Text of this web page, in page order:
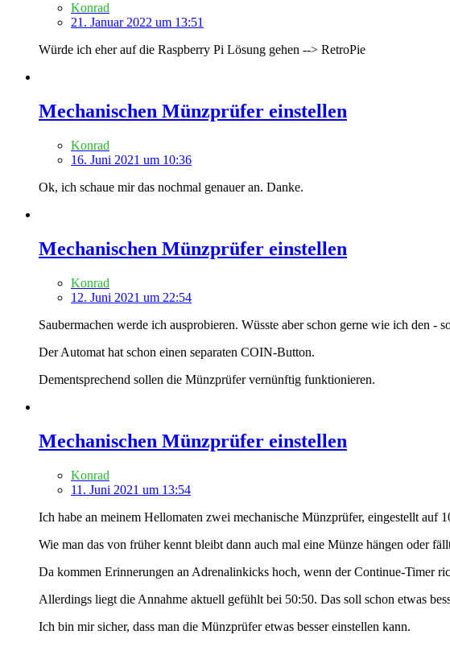
Konrad
21. Januar 2022 um 13:51
Würde ich eher auf die Raspberry Pi Lösung gehen --> RetroPie
Mechanischen Münzprüfer einstellen
Konrad
16. Juni 2021 um 10:36
Ok, ich schaue mir das nochmal genauer an. Danke.
Mechanischen Münzprüfer einstellen
Konrad
12. Juni 2021 um 22:54
Saubermachen werde ich ausprobieren. Wüsste aber schon gerne wie ich den -
Der Automat hat schon einen separaten COIN-Button.
Dementsprechend sollen die Münzprüfer vernünftig funktionieren.
Mechanischen Münzprüfer einstellen
Konrad
11. Juni 2021 um 13:54
Ich habe an meinem Hellomaten zwei mechanische Münzprüfer, eingestellt auf
Wie man das von früher kennt bleibt dann auch mal eine Münze hängen oder
Da kommen Erinnerungen an Adrenalinkicks hoch, wenn der Continue-Timer
Allerdings liegt die Annahme aktuell gefühlt bei 50:50. Das soll schon etwas
Ich bin mir sicher, dass man die Münzprüfer etwas besser einstellen kann.